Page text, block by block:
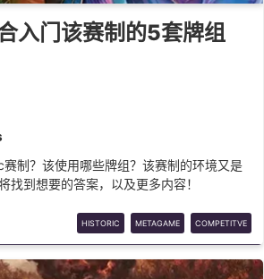
入门该赛制的5套牌组
制？该使用哪些牌组？该赛制的环境又是
找到想要的答案，以及更多内容！
HISTORIC METAGAME COMPETITVE
MTGARENA